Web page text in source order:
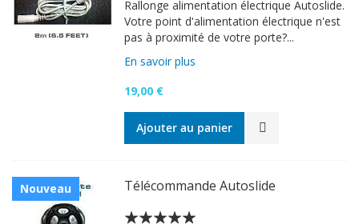
Rallonge alimentation électrique Autoslide.
Votre point d'alimentation électrique n'est
pas à proximité de votre porte?...
En savoir plus
19,00 €
Ajouter au panier
Nouveau Télécommande Autoslide
Évaluation: